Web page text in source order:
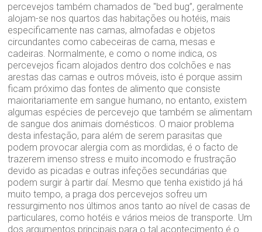
percevejos também chamados de "bed bug”, geralmente
alojam-se nos quartos das habitações ou hotéis, mais
especificamente nas camas, almofadas e objetos
circundantes como cabeceiras de cama, mesas e
cadeiras. Normalmente, e como o nome indica, os
percevejos ficam alojados dentro dos colchões e nas
arestas das camas e outros móveis, isto é porque assim
ficam próximo das fontes de alimento que consiste
maioritariamente em sangue humano, no entanto, existem
algumas espécies de percevejo que também se alimentam
de sangue dos animais domésticos. O maior problema
desta infestação, para além de serem parasitas que
podem provocar alergia com as mordidas, é o facto de
trazerem imenso stress e muito incomodo e frustração
devido as picadas e outras infeções secundárias que
podem surgir à partir daí. Mesmo que tenha existido já há
muito tempo, a praga dos percevejos sofreu um
ressurgimento nos últimos anos tanto ao nível de casas de
particulares, como hotéis e vários meios de transporte. Um
dos argumentos principais para o tal acontecimento é o